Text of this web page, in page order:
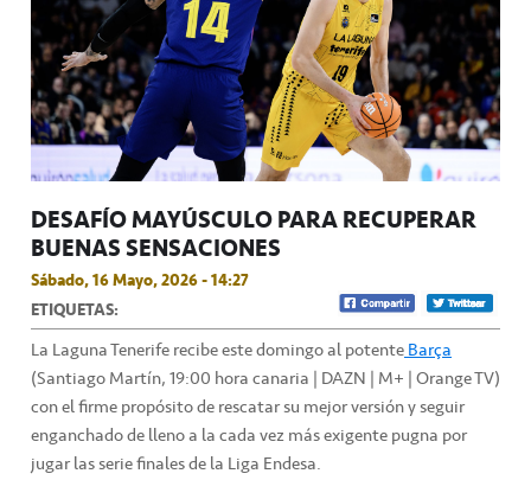
DESAFÍO MAYÚSCULO PARA RECUPERAR
BUENAS SENSACIONES
Sábado, 16 Mayo, 2026 - 14:27
ETIQUETAS:
La Laguna Tenerife recibe este domingo al potenteBarça
(Santiago Martín, 19:00 hora canaria | DAZN | M+ | Orange TV)
con el firme propósito de rescatar su mejor versión y seguir
enganchado de lleno a la cada vez más exigente pugna por
jugar las serie finales de la Liga Endesa.